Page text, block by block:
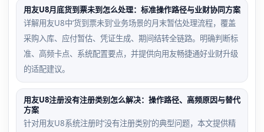
用友U8月底货到票未到怎么处理：标准操作路径与业财协同方案
详解用友U8中‘货到票未到’业务场景的月末暂估处理流程，覆盖
采购入库、应付暂估、凭证生成、期间结转全链路。明确判断标
准、高频卡点、系统配置要点，并提供向用友畅捷通好业财升级
的适配建议。
用友U8注册没有注册类别怎么解决：操作路径、高频原因与替代
方案
针对用友U8系统注册时‘没有注册类别’的典型问题，本文提供精